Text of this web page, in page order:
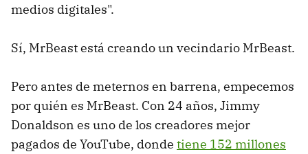
medios digitales".
Sí, MrBeast está creando un vecindario MrBeast.
Pero antes de meternos en barrena, empecemos
por quién es MrBeast. Con 24 años, Jimmy
Donaldson es uno de los creadores mejor
pagados de YouTube, donde tiene 152 millones